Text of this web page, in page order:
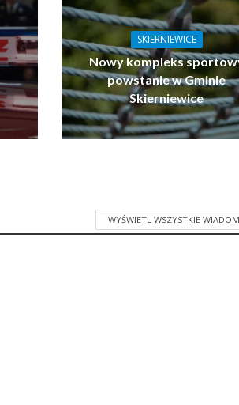
SKIERNIEWICE
Nowy kompleks
powstanie w Gminie
Skierniewice
WYŚWIETL WSZYSTKIE